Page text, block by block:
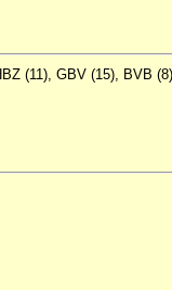
(11), GBV (15), BVB